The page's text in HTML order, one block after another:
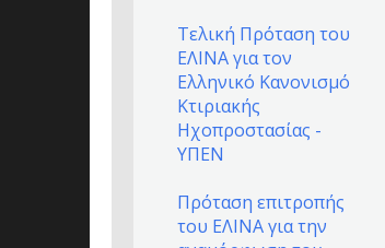
Τελική Πρόταση του
ΕΛΙΝΑ για τον
Ελληνικό Κανονισμό
Κτιριακής
Ηχοπροστασίας -
ΥΠΕΝ
Πρόταση επιτροπής
του ΕΛΙΝΑ για την